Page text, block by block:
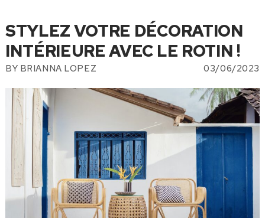
STYLEZ VOTRE DÉCORATION
INTÉRIEURE AVEC LE ROTIN !
BY BRIANNA LOPEZ 03/06/2023